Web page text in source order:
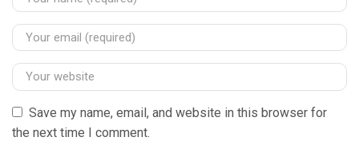
Save my name, email, and website in this browser for
the next time I comment.